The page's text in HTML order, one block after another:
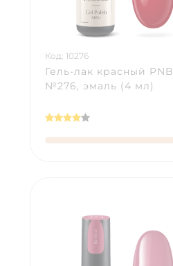
Код: 10276
Гель-лак красный PNB
№276, эмаль (4 мл)